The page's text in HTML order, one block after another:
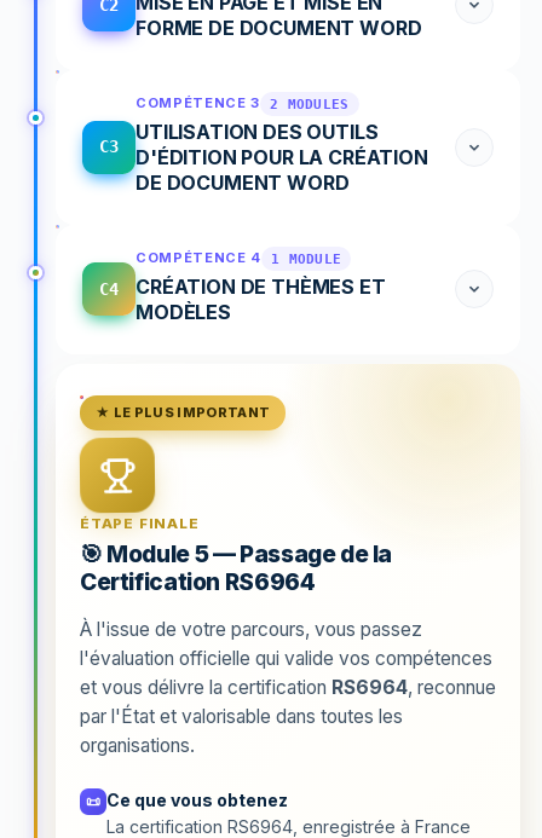
C2
FORME DE DOCUMENT WORD
C3
COMPÉTENCE 3 2 MODULES
UTILISATION DES OUTILS
D'ÉDITION POUR LA CRÉATION
DE DOCUMENT WORD
C4
COMPÉTENCE 4 1 MODULE
CRÉATION DE THÈMES ET
MODÈLES
★ LE PLUS IMPORTANT
ÉTAPE FINALE
🎯 Module 5 — Passage de la
Certification RS6964
À l'issue de votre parcours, vous passez
l'évaluation officielle qui valide vos compétences
et vous délivre la certification RS6964, reconnue
par l'État et valorisable dans toutes les
organisations.
📜 Ce que vous obtenez
La certification RS6964, enregistrée à France